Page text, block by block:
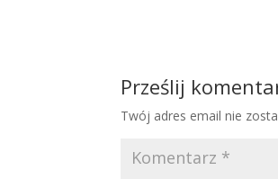
Prześlij
Twój adres email nie